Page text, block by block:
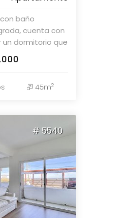
baño
cuenta con
un dormitorio que
Se
:
- Sala de
asesores,
45m2
# 5540